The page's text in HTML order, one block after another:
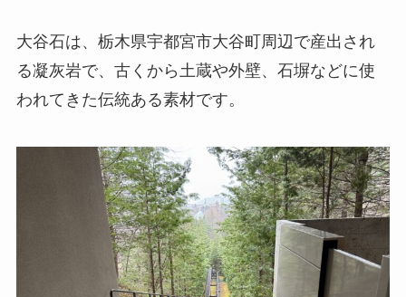
大谷石は、栃木県宇都宮市大谷町周辺で産出され
る凝灰岩で、古くから土蔵や外壁、石塀などに使
われてきた伝統ある素材です。